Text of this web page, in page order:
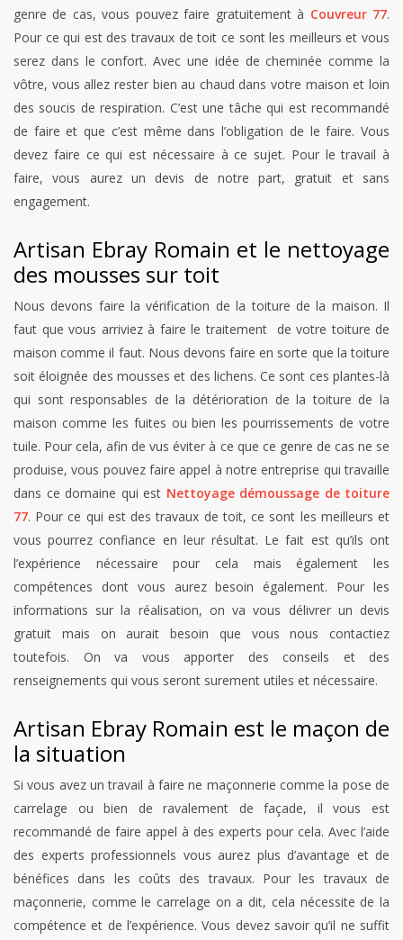
genre de cas, vous pouvez faire gratuitement à Couvreur 77.
Pour ce qui est des travaux de toit ce sont les meilleurs et vous
serez dans le confort. Avec une idée de cheminée comme la
vôtre, vous allez rester bien au chaud dans votre maison et loin
des soucis de respiration. C’est une tâche qui est recommandé
de faire et que c’est même dans l’obligation de le faire. Vous
devez faire ce qui est nécessaire à ce sujet. Pour le travail à
faire, vous aurez un devis de notre part, gratuit et sans
engagement.
Artisan Ebray Romain et le nettoyage
des mousses sur toit
Nous devons faire la vérification de la toiture de la maison. Il
faut que vous arriviez à faire le traitement de votre toiture de
maison comme il faut. Nous devons faire en sorte que la toiture
soit éloignée des mousses et des lichens. Ce sont ces plantes-là
qui sont responsables de la détérioration de la toiture de la
maison comme les fuites ou bien les pourrissements de votre
tuile. Pour cela, afin de vus éviter à ce que ce genre de cas ne se
produise, vous pouvez faire appel à notre entreprise qui travaille
dans ce domaine qui est Nettoyage démoussage de toiture
77. Pour ce qui est des travaux de toit, ce sont les meilleurs et
vous pourrez confiance en leur résultat. Le fait est qu’ils ont
l’expérience nécessaire pour cela mais également les
compétences dont vous aurez besoin également. Pour les
informations sur la réalisation, on va vous délivrer un devis
gratuit mais on aurait besoin que vous nous contactiez
toutefois. On va vous apporter des conseils et des
renseignements qui vous seront surement utiles et nécessaire.
Artisan Ebray Romain est le maçon de
la situation
Si vous avez un travail à faire ne maçonnerie comme la pose de
carrelage ou bien de ravalement de façade, il vous est
recommandé de faire appel à des experts pour cela. Avec l’aide
des experts professionnels vous aurez plus d’avantage et de
bénéfices dans les coûts des travaux. Pour les travaux de
maçonnerie, comme le carrelage on a dit, cela nécessite de la
compétence et de l’expérience. Vous devez savoir qu’il ne suffit